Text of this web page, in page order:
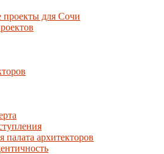
для Сочи
палата архитекторов